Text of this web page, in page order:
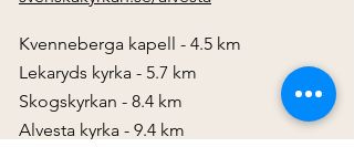
Kvenneberga kapell - 4.5 km
Lekaryds kyrka - 5.7 km
Skogskyrkan - 8.4 km
Alvesta kyrka - 9.4 km